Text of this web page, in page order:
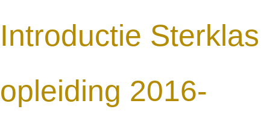
Introductie Sterklas
opleiding 2016-